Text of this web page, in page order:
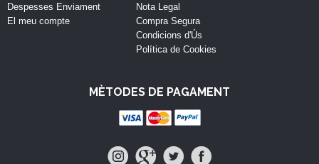
Despesses Enviament
El meu compte
Nota Legal
Compra Segura
Condicions d'Ús
Política de Cookies
MÈTODES DE PAGAMENT